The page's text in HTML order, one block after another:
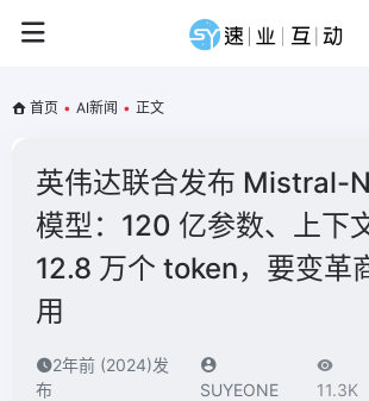
首页 • AI新闻 • 正文
英伟达联合发布 Mistral-
模型：120 亿参数、上下
12.8 万个 token，要变革
用
2年前 (2024)发
布
SUYEONE 11.3K